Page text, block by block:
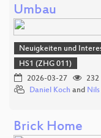
Umbau
Neuigkeiten und
HS1 (ZHG 011)
2026-03-27
232
Daniel Koch and
Brick Home